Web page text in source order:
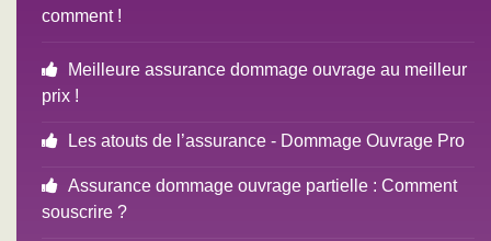
comment !
Meilleure assurance dommage ouvrage au meilleur
prix !
Les atouts de l’assurance - Dommage Ouvrage Pro
Assurance dommage ouvrage partielle : Comment
souscrire ?